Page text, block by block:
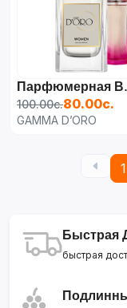
100.00с.80.00с.
GAMMA D’ORO
1
Быстрая
быстрая